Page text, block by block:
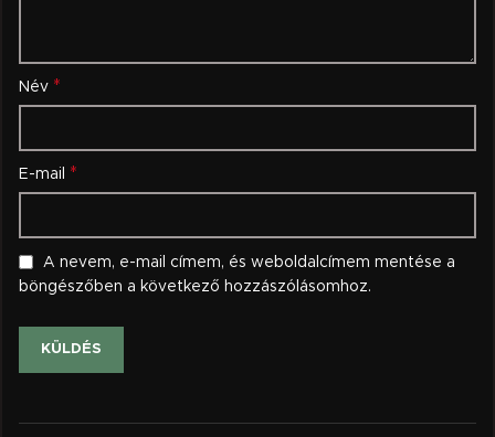
Név *
E-mail *
A nevem, e-mail címem, és weboldalcímem mentése a
böngészőben a következő hozzászólásomhoz.